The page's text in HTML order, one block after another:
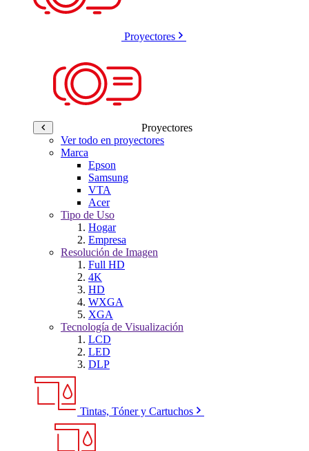
Proyectores
Proyectores
Ver todo en proyectores
Marca
Epson
Samsung
VTA
Acer
Tipo de Uso
Hogar
Empresa
Resolución de Imagen
Full HD
4K
HD
WXGA
XGA
Tecnología de Visualización
LCD
LED
DLP
Tintas, Tóner y Cartuchos